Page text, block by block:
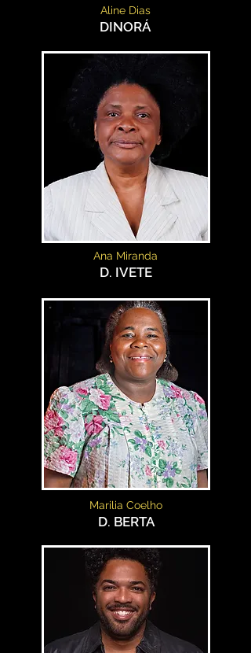
Aline Dias
DINORÁ
Ana Miranda
D. IVETE
Marilia Coelho
D. BERTA